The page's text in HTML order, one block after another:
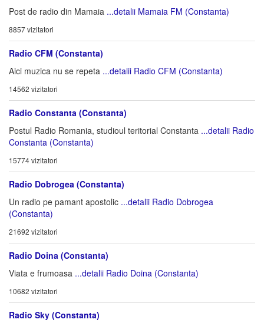
Post de radio din Mamaia ...detalii Mamaia FM (Constanta)
8857 vizitatori
Radio CFM (Constanta)
Aici muzica nu se repeta ...detalii Radio CFM (Constanta)
14562 vizitatori
Radio Constanta (Constanta)
Postul Radio Romania, studioul teritorial Constanta ...detalii Radio
Constanta (Constanta)
15774 vizitatori
Radio Dobrogea (Constanta)
Un radio pe pamant apostolic ...detalii Radio Dobrogea
(Constanta)
21692 vizitatori
Radio Doina (Constanta)
Viata e frumoasa ...detalii Radio Doina (Constanta)
10682 vizitatori
Radio Sky (Constanta)